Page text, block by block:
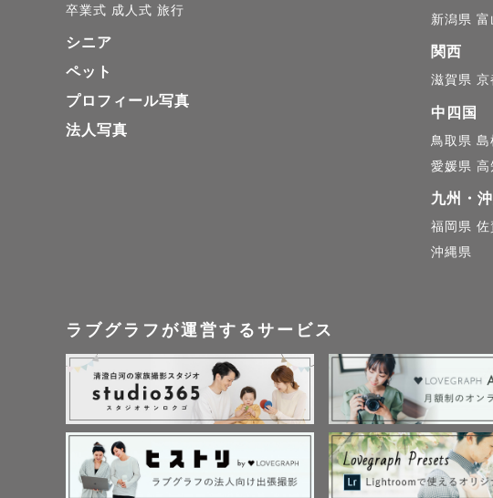
◇予約時間（753撮影
9月～11月は沢山のゲ
神社はとても混んで
朝は～10時までのお
ご予約をお勧めして
またLineにてご相談
◇753貸出小物
•和傘（子供用）赤と白
•お手玉
⚠️雨の日だと貸出でき
◇事前打ち合わせ
撮影前に、撮りたい
卒業式 成人式 旅行
シニア
ペット
プロフィール写真
法人写真
新潟県 富
関西
滋賀県 京
中四国
鳥取県 島
愛媛県 高
九州・
福岡県 佐
沖縄県
ラブグラフが運営するサービス